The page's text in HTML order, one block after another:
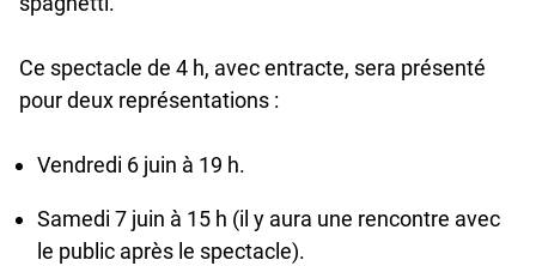
Ce spectacle de 4 h, avec entracte, sera présenté
pour deux représentations :
Vendredi 6 juin à 19 h.
Samedi 7 juin à 15 h (il y aura une rencontre avec
le public après le spectacle).